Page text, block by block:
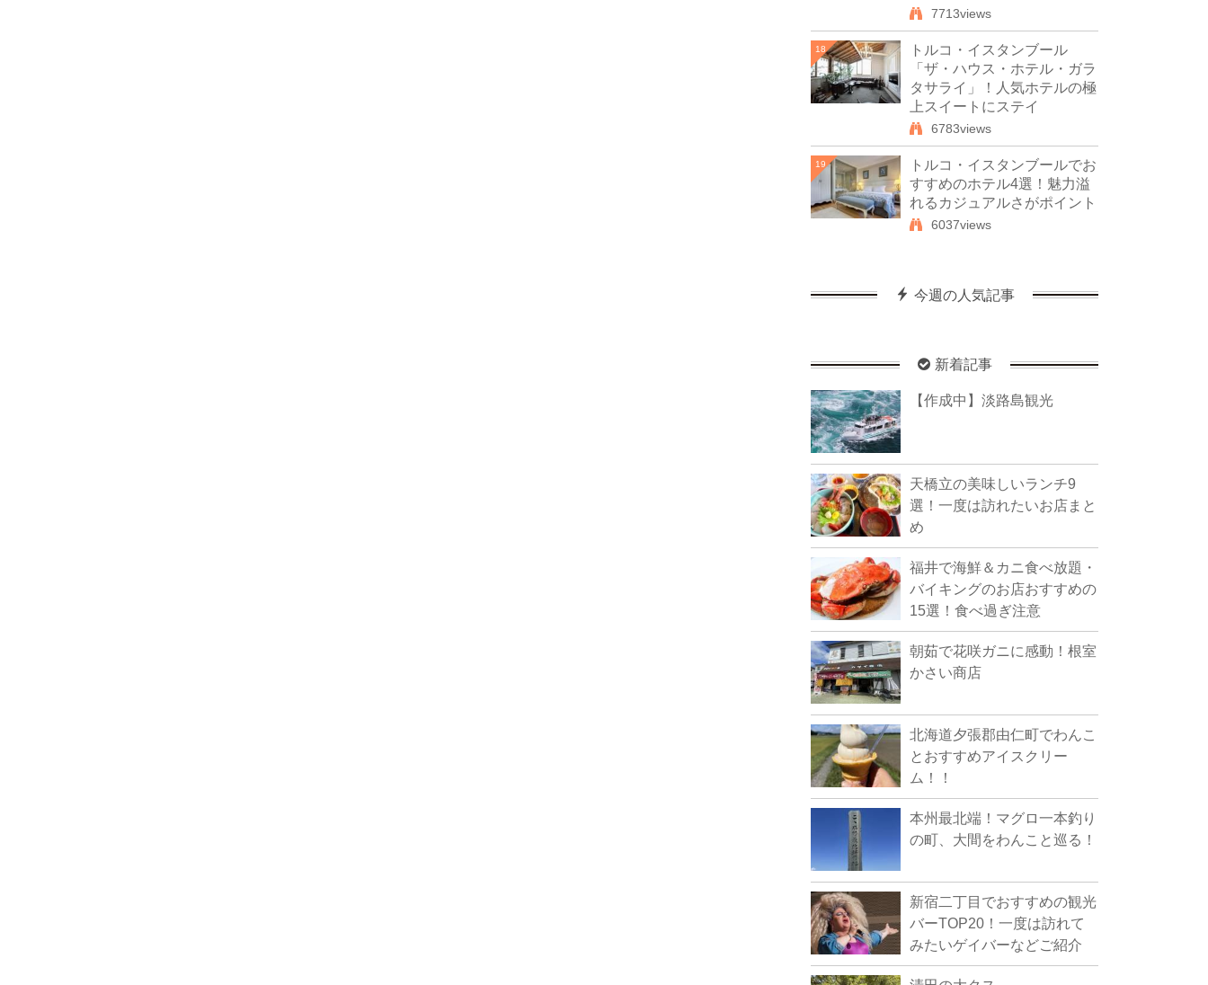
7713views
18
トルコ・イスタンブール
「ザ・ハウス・ホテル・ガラ
タサライ」！人気ホテルの極
上スイートにステイ
6783views
19
トルコ・イスタンブールでお
すすめのホテル4選！魅力溢
れるカジュアルさがポイント
6037views
今週の人気記事
新着記事
【作成中】淡路島観光
天橋立の美味しいランチ9
選！一度は訪れたいお店まと
め
福井で海鮮＆カニ食べ放題・
バイキングのお店おすすめの
15選！食べ過ぎ注意
朝茹で花咲ガニに感動！根室
かさい商店
北海道夕張郡由仁町でわんこ
とおすすめアイスクリー
ム！！
本州最北端！マグロ一本釣り
の町、大間をわんこと巡る！
新宿二丁目でおすすめの観光
バーTOP20！一度は訪れて
みたいゲイバーなどご紹介